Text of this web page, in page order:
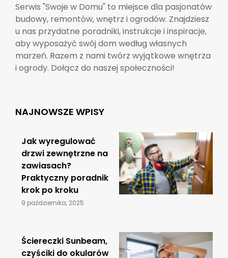
Serwis "Swoje w Domu" to miejsce dla pasjonatów
budowy, remontów, wnętrz i ogrodów. Znajdziesz
u nas przydatne poradniki, instrukcje i inspiracje,
aby wyposażyć swój dom według własnych
marzeń. Razem z nami twórz wyjątkowe wnętrza
i ogrody. Dołącz do naszej społeczności!
NAJNOWSZE WPISY
Jak wyregulować
drzwi zewnętrzne na
zawiasach?
Praktyczny poradnik
krok po kroku
9 października, 2025
Ściereczki Sunbeam,
czyściki do okularów